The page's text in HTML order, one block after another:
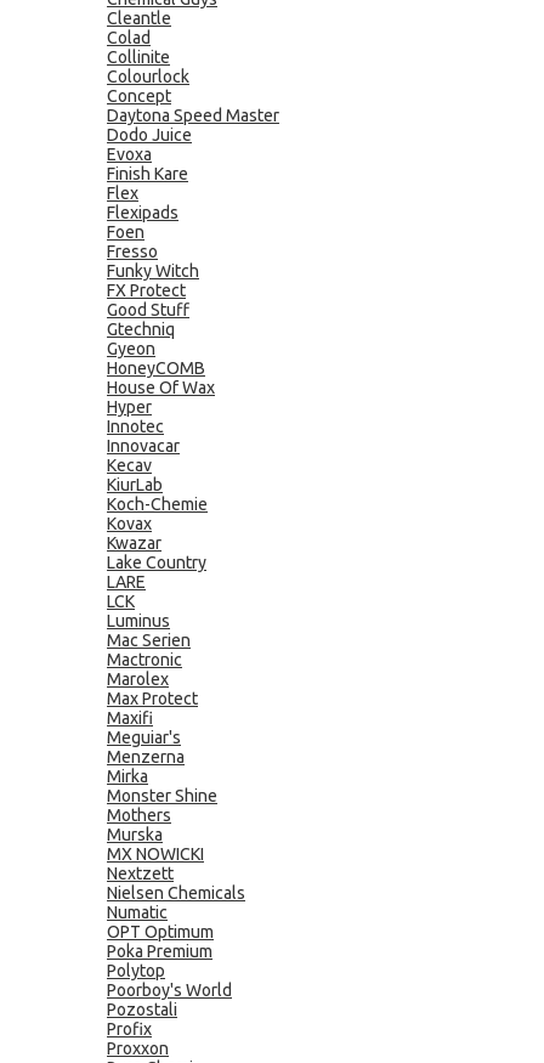
Cleantle
Colad
Collinite
Colourlock
Concept
Daytona Speed Master
Dodo Juice
Evoxa
Finish Kare
Flex
Flexipads
Foen
Fresso
Funky Witch
FX Protect
Good Stuff
Gtechniq
Gyeon
HoneyCOMB
House Of Wax
Hyper
Innotec
Innovacar
Kecav
KiurLab
Koch-Chemie
Kovax
Kwazar
Lake Country
LARE
LCK
Luminus
Mac Serien
Mactronic
Marolex
Max Protect
Maxifi
Meguiar's
Menzerna
Mirka
Monster Shine
Mothers
Murska
MX NOWICKI
Nextzett
Nielsen Chemicals
Numatic
OPT Optimum
Poka Premium
Polytop
Poorboy's World
Pozostali
Profix
Proxxon